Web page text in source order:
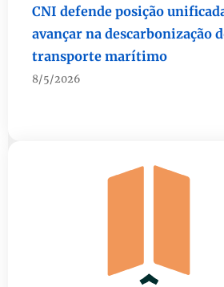
transporte marítimo
8/5/2026